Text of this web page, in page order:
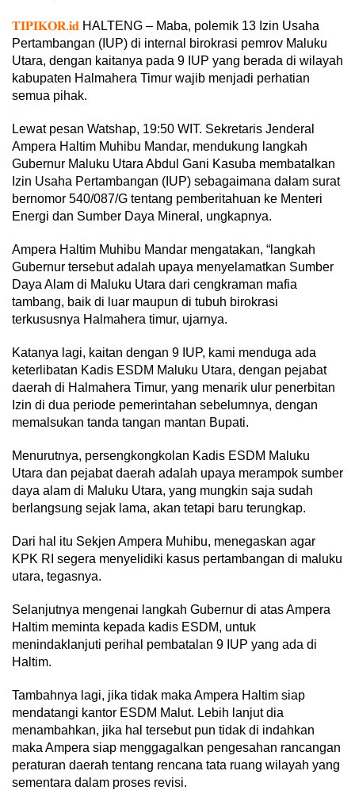
𝐓𝐈𝐏𝐈𝐊𝐎𝐑.𝐢𝐝 HALTENG – Maba, polemik 13 Izin Usaha
Pertambangan (IUP) di internal birokrasi pemrov Maluku
Utara, dengan kaitanya pada 9 IUP yang berada di wilayah
kabupaten Halmahera Timur wajib menjadi perhatian
semua pihak.
Lewat pesan Watshap, 19:50 WIT. Sekretaris Jenderal
Ampera Haltim Muhibu Mandar, mendukung langkah
Gubernur Maluku Utara Abdul Gani Kasuba membatalkan
Izin Usaha Pertambangan (IUP) sebagaimana dalam surat
bernomor 540/087/G tentang pemberitahuan ke Menteri
Energi dan Sumber Daya Mineral, ungkapnya.
Ampera Haltim Muhibu Mandar mengatakan, “langkah
Gubernur tersebut adalah upaya menyelamatkan Sumber
Daya Alam di Maluku Utara dari cengkraman mafia
tambang, baik di luar maupun di tubuh birokrasi
terkususnya Halmahera timur, ujarnya.
Katanya lagi, kaitan dengan 9 IUP, kami menduga ada
keterlibatan Kadis ESDM Maluku Utara, dengan pejabat
daerah di Halmahera Timur, yang menarik ulur penerbitan
Izin di dua periode pemerintahan sebelumnya, dengan
memalsukan tanda tangan mantan Bupati.
Menurutnya, persengkongkolan Kadis ESDM Maluku
Utara dan pejabat daerah adalah upaya merampok sumber
daya alam di Maluku Utara, yang mungkin saja sudah
berlangsung sejak lama, akan tetapi baru terungkap.
Dari hal itu Sekjen Ampera Muhibu, menegaskan agar
KPK RI segera menyelidiki kasus pertambangan di maluku
utara, tegasnya.
Selanjutnya mengenai langkah Gubernur di atas Ampera
Haltim meminta kepada kadis ESDM, untuk
menindaklanjuti perihal pembatalan 9 IUP yang ada di
Haltim.
Tambahnya lagi, jika tidak maka Ampera Haltim siap
mendatangi kantor ESDM Malut. Lebih lanjut dia
menambahkan, jika hal tersebut pun tidak di indahkan
maka Ampera siap menggagalkan pengesahan rancangan
peraturan daerah tentang rencana tata ruang wilayah yang
sementara dalam proses revisi.